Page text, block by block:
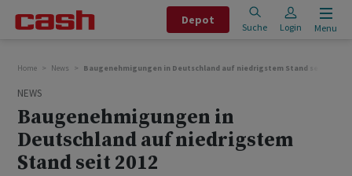
Depot
Suche Login Menu
Home News Baugenehmigungen in Deutschland auf niedrigstem Stand seit 2012
NEWS
Baugenehmigungen in
Deutschland auf niedrigstem
Stand seit 2012